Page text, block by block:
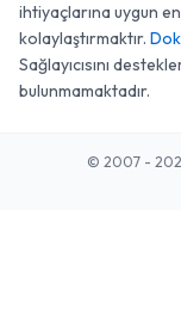
ihtiyaçlarına uygun
kolaylaştırmaktır.
Sağlayıcısını
bulunmamaktadır.
© 2007 -